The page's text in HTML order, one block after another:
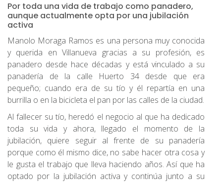
Por toda una vida de trabajo como panadero,
aunque actualmente opta por una jubilación
activa
Manolo Moraga Ramos es una persona muy conocida
y querida en Villanueva gracias a su profesión, es
panadero desde hace décadas y está vinculado a su
panadería de la calle Huerto 34 desde que era
pequeño; cuando era de su tío y él repartía en una
burrilla o en la bicicleta el pan por las calles de la ciudad.
Al fallecer su tío, heredó el negocio al que ha dedicado
toda su vida y ahora, llegado el momento de la
jubilación, quiere seguir al frente de su panadería
porque como él mismo dice, no sabe hacer otra cosa y
le gusta el trabajo que lleva haciendo años. Así que ha
optado por la jubilación activa y continúa junto a su